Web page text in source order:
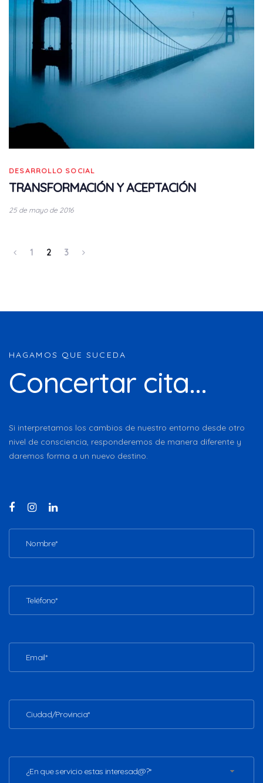
DESARROLLO SOCIAL
TRANSFORMACIÓN Y ACEPTACIÓN
25 de mayo de 2016
1 2 3
HAGAMOS QUE SUCEDA
Concertar cita...
Si interpretamos los cambios de nuestro entorno desde otro
nivel de consciencia, responderemos de manera diferente y
daremos forma a un nuevo destino.
¿En que servicio estas interesad@?*